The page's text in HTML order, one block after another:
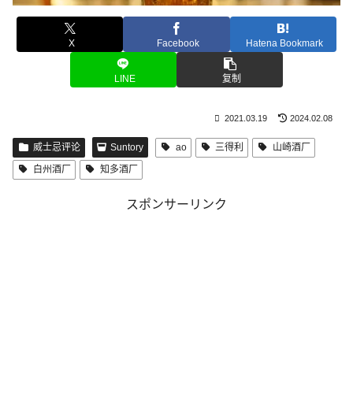
X Facebook Hatena Bookmark
LINE 复制
2021.03.19 2024.02.08
威士忌评论 Suntory ao 三得利
山崎酒厂
白州酒厂
知多酒厂
スポンサーリンク